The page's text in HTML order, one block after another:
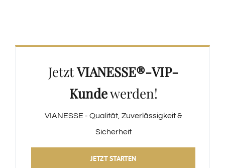
JetztVIANESSE®-VIP-
Kundewerden!
VIANESSE - Qualität, Zuverlässigkeit &
Sicherheit
JETZT STARTEN